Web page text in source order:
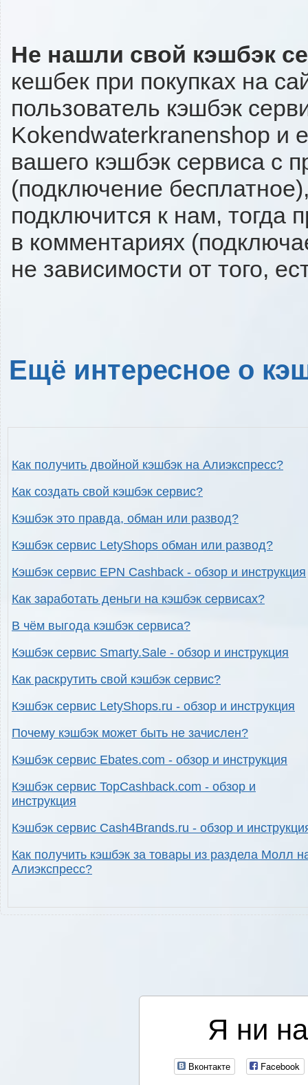
Не нашли свой кэшбэк
кешбек при покупках на
пользователь кэшбэк
Kokendwaterkranenshop и
вашего кэшбэк сервиса с
(подключение
подключится к нам, тогда
в комментариях
не зависимости от того,
Ещё интересное о
Как получить двойной кэшбэк на Алиэкспресс?
Как создать свой кэшбэк сервис?
Кэшбэк это правда, обман или развод?
Кэшбэк сервис LetyShops обман или развод?
Кэшбэк сервис EPN Cashback - обзор и инструкция
Как заработать деньги на кэшбэк сервисах?
В чём выгода кэшбэк сервиса?
Кэшбэк сервис Smarty.Sale - обзор и инструкция
Как раскрутить свой кэшбэк сервис?
Кэшбэк сервис LetyShops.ru - обзор и инструкция
Почему кэшбэк может быть не зачислен?
Кэшбэк сервис Ebates.com - обзор и инструкция
Кэшбэк сервис TopCashback.com - обзор и
инструкция
Кэшбэк сервис Cash4Brands.ru - обзор и
Как получить кэшбэк за товары из раздела Молл
Алиэкспресс?
Я ни
Вконтакте Facebook